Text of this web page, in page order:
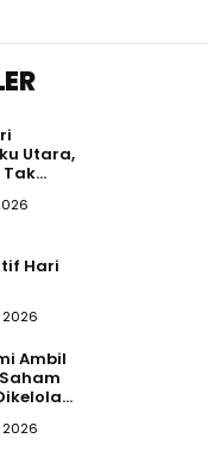
Utara,
Hari
Ambil